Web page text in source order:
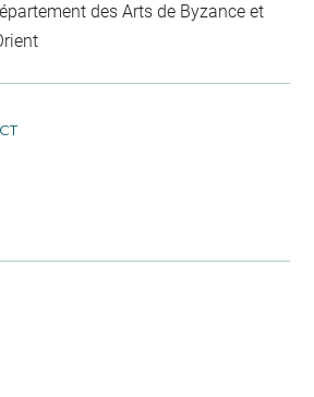
des Arts de Byzance et